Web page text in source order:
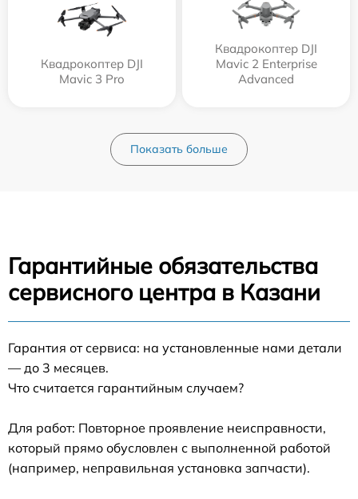
Квадрокоптер DJI
Mavic 3 Pro
Квадрокоптер DJI
Mavic 2 Enterprise
Advanced
Показать больше
Гарантийные обязательства
сервисного центра в Казани
Гарантия от сервиса: на установленные нами детали
— до 3 месяцев.
Что считается гарантийным случаем?
Для работ: Повторное проявление неисправности,
который прямо обусловлен с выполненной работой
(например, неправильная установка запчасти).